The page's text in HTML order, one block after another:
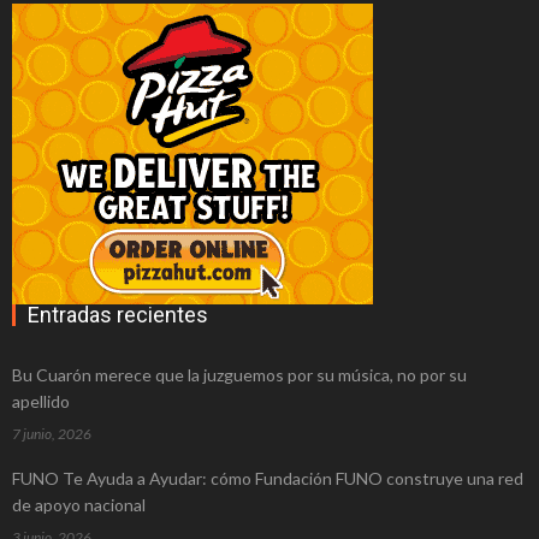
tú mismo?
Maquinaria carpintería ocasión:
proyectos exitosos a un coste bajo
Schedule tuberías: características y
accesorios para soldar
Trading de opciones binarias online, más
que una apuesta
Ventajas de las estructuras metálicas
Todo lo que debe saber sobre las
boquillas de atomización
Relojes Casio siempre en la búsqueda de
innovar en sus diseños
Entradas recientes
Bu Cuarón merece que la juzguemos por su música, no por su
apellido
7 junio, 2026
FUNO Te Ayuda a Ayudar: cómo Fundación FUNO construye una red
de apoyo nacional